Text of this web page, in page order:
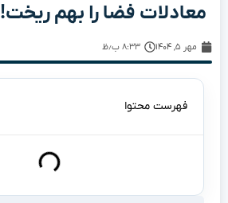
معادلات فضا را بهم ریخت!
مهر ۵, ۱۴۰۴ ۸:۳۳ ب٫ظ
فهرست محتوا